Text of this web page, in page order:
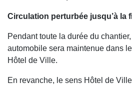
Circulation perturbée jusqu’à la
Pendant toute la durée du
automobile sera maintenue dans
Hôtel de Ville.
En revanche, le sens Hôtel de